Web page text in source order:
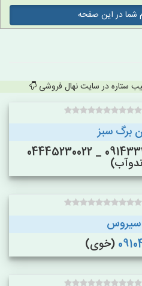
شما در این صفحه
ستاره در سایت نهال فروشی
برگ سبز
09104101070 _ 09143338362 _ 04445230022
(خوی)